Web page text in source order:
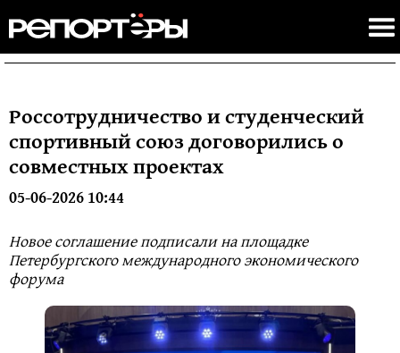
Россотрудничество и студенческий
спортивный союз договорились о
совместных проектах
05-06-2026 10:44
Новое соглашение подписали на площадке
Петербургского международного экономического
форума